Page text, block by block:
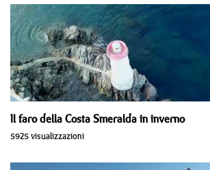
Il faro della Costa Smeralda in inverno
5925 visualizzazioni